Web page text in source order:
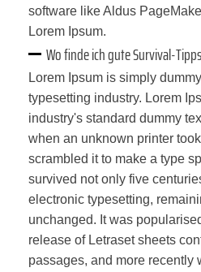
software like Aldus
Lorem Ipsum.
Wo finde ich gute Survival-
Lorem Ipsum is simply
typesetting industry. Lorem
industry's standard dummy
when an unknown printer
scrambled it to make a type
survived not only five
electronic typesetting,
unchanged. It was
release of Letraset sheets
passages, and more recently